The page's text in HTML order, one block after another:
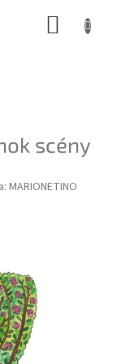
scény
MARIONETINO